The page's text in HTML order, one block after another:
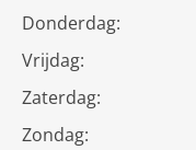
Donderdag:
Vrijdag:
Zaterdag:
Zondag: